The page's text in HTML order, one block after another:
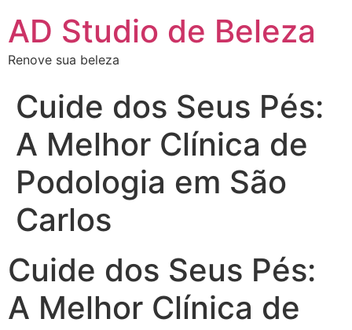
AD Studio de Beleza
Renove sua beleza
Cuide dos Seus Pés:
A Melhor Clínica de
Podologia em São
Carlos
Cuide dos Seus Pés:
A Melhor Clínica de